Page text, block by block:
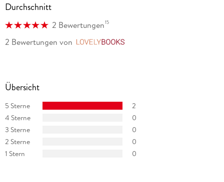
Durchschnitt
2 Bewertungen15
2 Bewertungen von
Übersicht
5 Sterne
2
4 Sterne
0
3 Sterne
0
2 Sterne
0
1 Stern
0